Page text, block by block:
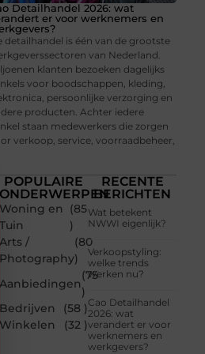
Detailhandel 2026: wat
er voor werknemers en
detailhandel is één van de grootste
van Nederland.
klanten bezoeken dagelijks
voor boodschappen, kleding,
persoonlijke verzorging en
producten. Achter iedere
staan medewerkers die zorgen
verkoop, service, voorraadbeheer,
POPULAIRE
ONDERWERPEN
Woning en
Tuin
(85
)
Arts /
Photography
(80
)
Aanbiedingen
(75
)
Bedrijven
(58 )
Winkelen
(32 )
RECENTE
BERICHTEN
Wat betekent
NWWI eigenlijk?
Verkoopstyling:
welke trends
werken nu?
Cao Detailhandel
2026: wat
verandert er voor
werknemers en
werkgevers?